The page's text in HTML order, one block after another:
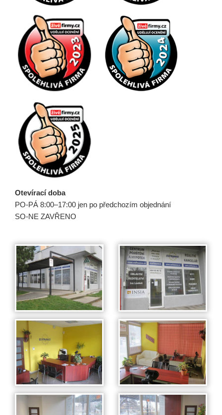
Otevírací doba
PO-PÁ 8:00–17:00 jen po předchozím objednání
SO-NE ZAVŘENO